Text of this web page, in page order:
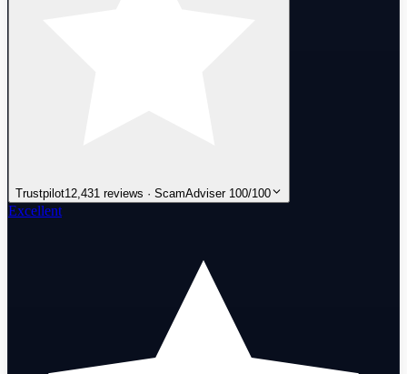
Trustpilot12,431 reviews · ScamAdviser 100/100
Excellent